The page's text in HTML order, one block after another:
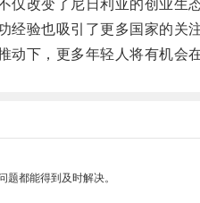
改变了尼日利亚的创业生态
验也吸引了更多国家的关注
下，更多年轻人将有机会在
都能得到及时解决。